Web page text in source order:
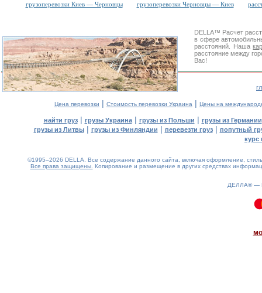
грузоперевозки Киев — Черновцы
грузоперевозки Черновцы — Киев
DELLA™ Расчет
в сфере
расстояний. Наша
расстояние между
Вас!
Цена перевозки | Стоимость перевозки Украина | Цены на
найти груз| грузы Украина| грузы из Польши | грузы из Германии
грузы из Литвы| грузы из Финляндии | перевезти груз| попутный
курс
©1995–2026 DELLA. Все содержание данного сайта, включая оформление,
Все права защищены. Копирование и размещение в других средствах
ДЕЛЛА® —